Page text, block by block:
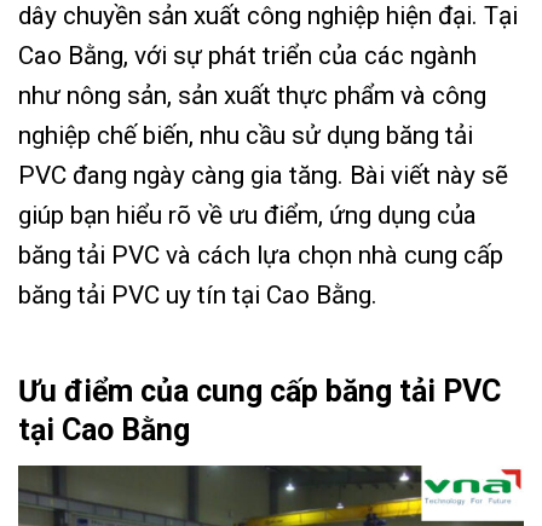
dây chuyền sản xuất công nghiệp hiện đại. Tại
Cao Bằng, với sự phát triển của các ngành
như nông sản, sản xuất thực phẩm và công
nghiệp chế biến, nhu cầu sử dụng băng tải
PVC đang ngày càng gia tăng. Bài viết này sẽ
giúp bạn hiểu rõ về ưu điểm, ứng dụng của
băng tải PVC và cách lựa chọn nhà cung cấp
băng tải PVC uy tín tại Cao Bằng.
Ưu điểm của cung cấp băng tải PVC
tại Cao Bằng